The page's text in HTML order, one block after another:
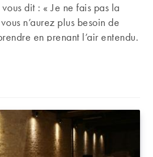
dit : « Je ne fais pas la
n’aurez plus besoin de
en prenant l’air entendu.
cette phase importante de
du vin : la “malo”, quèsaco ?